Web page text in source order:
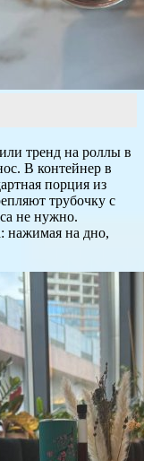
тренд на роллы в
В контейнер в
порция из
трубочку с
не нужно.
нажимая на дно,